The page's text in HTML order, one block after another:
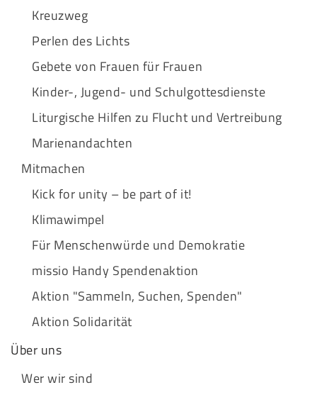
Kreuzweg
Perlen des Lichts
Gebete von Frauen für Frauen
Kinder-, Jugend- und Schulgottesdienste
Liturgische Hilfen zu Flucht und Vertreibung
Marienandachten
Mitmachen
Kick for unity – be part of it!
Klimawimpel
Für Menschenwürde und Demokratie
missio Handy Spendenaktion
Aktion "Sammeln, Suchen, Spenden"
Aktion Solidarität
Über uns
Wer wir sind